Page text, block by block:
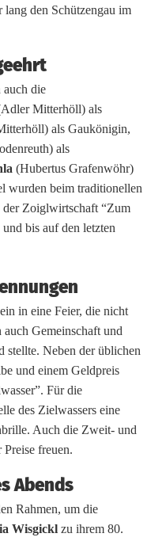
den Schützengau im
auch die
Mitterhöll) als
als Gaukönigin,
als
(Hubertus Grafenwöhr)
wurden beim traditionellen
der Zoiglwirtschaft “Zum
bis auf den letzten
in eine Feier, die nicht
Gemeinschaft und
stellte. Neben der üblichen
und einem Geldpreis
Für die
des Zielwassers eine
Auch die Zweit- und
freuen.
Abends
Rahmen, um die
Wisgickl zu ihrem 80.